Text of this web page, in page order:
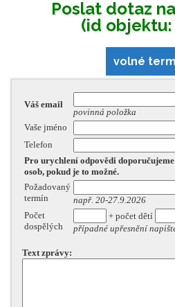
Poslat dotaz
(id objektu:
volné